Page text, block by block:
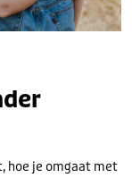
hoe je omgaat met